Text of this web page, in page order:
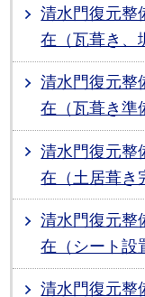
清水門復元整
在（瓦葺き、
清水門復元整
在（瓦葺き準
清水門復元整
在（土居葺き
清水門復元整
在（シート設
清水門復元整